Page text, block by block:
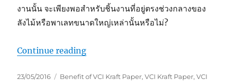
งานนั้น จะเพียงพอสำหรับชิ้นงานที่อยู่ตรงช่วงกลางของ
ลังไม้หรือพาเลทขนาดใหญ่เหล่านั้นหรือไม่?
Continue reading“ประโยชน์ของกระดาษคราฟท์กันสนิม
Posted
23/05/2016 Tags
Benefit of VCI Kraft Paper,VCI Kraft Paper,VCI